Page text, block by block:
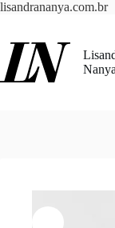
lisandrananya.com.br
Nanya